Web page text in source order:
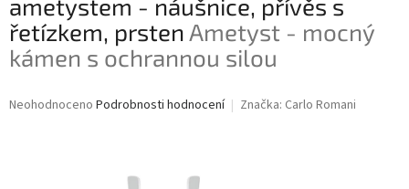
ametystem - náušnice, přívěs s
řetízkem, prstenAmetyst - mocný
kámen s ochrannou silou
Průměrné
Neohodnoceno Podrobnosti hodnocení Značka: Carlo Romani